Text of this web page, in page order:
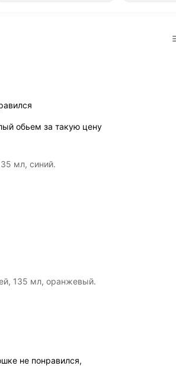
обьем за такую цену
мл, синий.
135 мл, оранжевый.
не понравился,